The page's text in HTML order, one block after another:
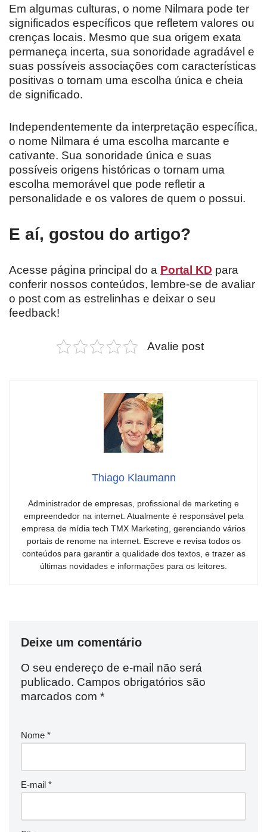
Em algumas culturas, o nome Nilmara pode ter
significados específicos que refletem valores ou
crenças locais. Mesmo que sua origem exata
permaneça incerta, sua sonoridade agradável e
suas possíveis associações com características
positivas o tornam uma escolha única e cheia
de significado.
Independentemente da interpretação específica,
o nome Nilmara é uma escolha marcante e
cativante. Sua sonoridade única e suas
possíveis origens históricas o tornam uma
escolha memorável que pode refletir a
personalidade e os valores de quem o possui.
E aí, gostou do artigo?
Acesse página principal do a Portal KD para
conferir nossos conteúdos, lembre-se de avaliar
o post com as estrelinhas e deixar o seu
feedback!
Avalie post
Thiago Klaumann
Administrador de empresas, profissional de marketing e
empreendedor na internet. Atualmente é responsável pela
empresa de mídia tech TMX Marketing, gerenciando vários
portais de renome na internet. Escreve e revisa todos os
conteúdos para garantir a qualidade dos textos, e trazer as
últimas novidades e informações para os leitores.
Deixe um comentário
O seu endereço de e-mail não será
publicado. Campos obrigatórios são
marcados com *
Nome *
E-mail *